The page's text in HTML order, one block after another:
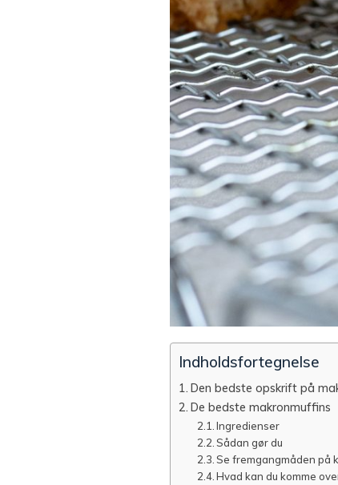
Indholdsfortegnelse
Den bedste opskrift på
De bedste makronmuffins
Ingredienser
Sådan gør du
Se fremgangmåden på
Hvad kan du komme